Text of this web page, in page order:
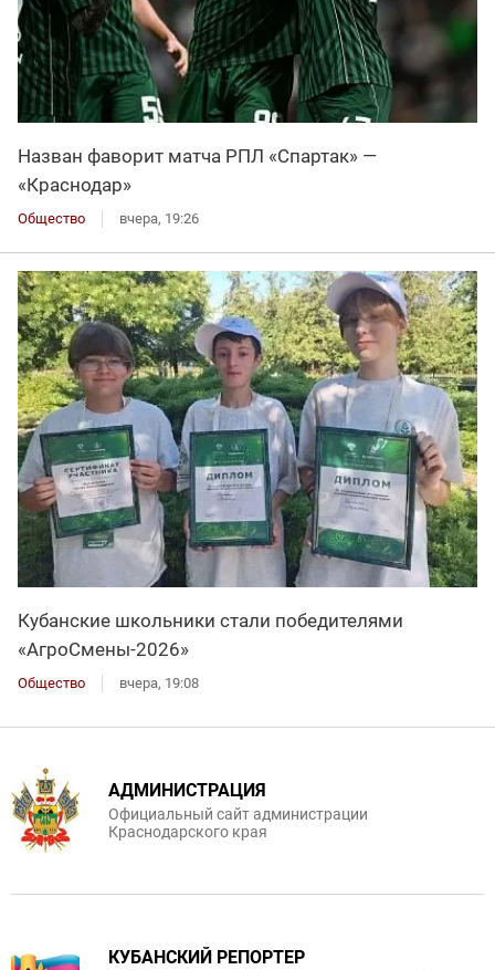
Назван фаворит матча РПЛ «Спартак» —
«Краснодар»
Общество вчера, 19:26
Кубанские школьники стали победителями
«АгроСмены-2026»
Общество вчера, 19:08
АДМИНИСТРАЦИЯ
Официальный сайт администрации
Краснодарского края
КУБАНСКИЙ РЕПОРТЕР